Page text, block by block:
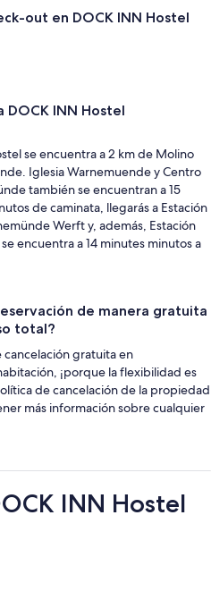
out en DOCK INN Hostel
DOCK INN Hostel
se encuentra a 2 km de Molino
Iglesia Warnemuende y Centro
también se encuentran a 15
de caminata, llegarás a Estación
Werft y, además, Estación
encuentra a 14 minutes minutos a
de manera gratuita
total?
gratuita en
¡porque la flexibilidad es
de cancelación de la propiedad
más información sobre cualquier
INN Hostel